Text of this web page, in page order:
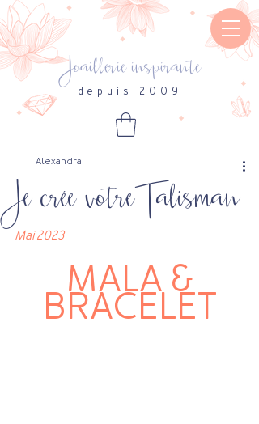
Joaillerie inspirante
depuis 2009
Je crée votreTalisman
Alexandra
Mai 2023
BRACELET